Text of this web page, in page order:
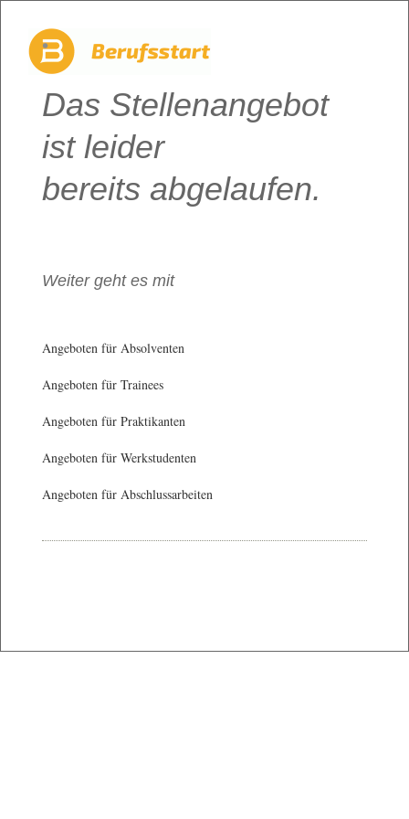
Das Stellenangebot
ist leider
bereits abgelaufen.
Weiter geht es mit
Angeboten für Absolventen
Angeboten für Trainees
Angeboten für Praktikanten
Angeboten für Werkstudenten
Angeboten für Abschlussarbeiten